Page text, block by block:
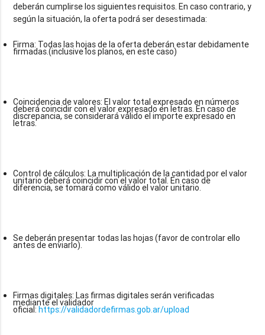
deberán cumplirse los siguientes requisitos. En caso contrario, y
Firma: Todas las hojas de la oferta deberán estar debidamente
firmadas.(inclusive los planos, en este caso)
Coincidencia de valores: El valor total expresado en números
deberá coincidir con el valor expresado en letras. En caso de
discrepancia, se considerará válido el importe expresado en
letras.
Control de cálculos: La multiplicación de la cantidad por el valor
unitario deberá coincidir con el valor total. En caso de
diferencia, se tomará como válido el valor unitario.
Se deberán presentar todas las hojas (favor de controlar ello
antes de enviarlo).
Firmas digitales: Las firmas digitales serán verificadas
mediante el validador
oficial:https://validadordefirmas.gob.ar/upload